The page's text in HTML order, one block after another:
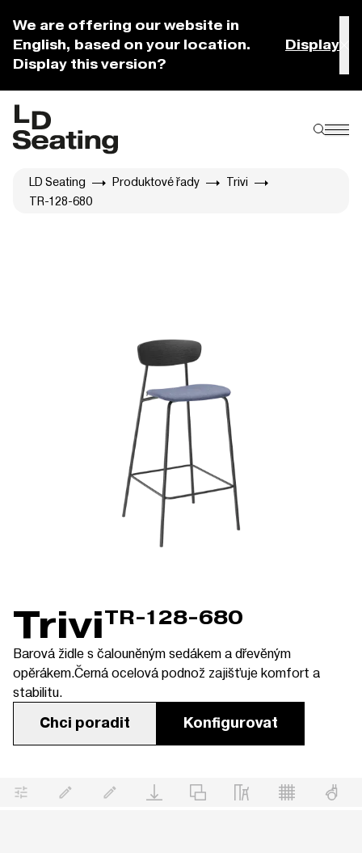
We are offering our website in
English, based on your location.
Display this version?
Display
LD Seating Produktové řady
Trivi
TR-128-680
TriviTR-128-680
Barová židle s čalouněným sedákem a dřevěným
opěrákem.Černá ocelová podnož zajišťuje komfort a
stabilitu.
Chci poradit Konfigurovat